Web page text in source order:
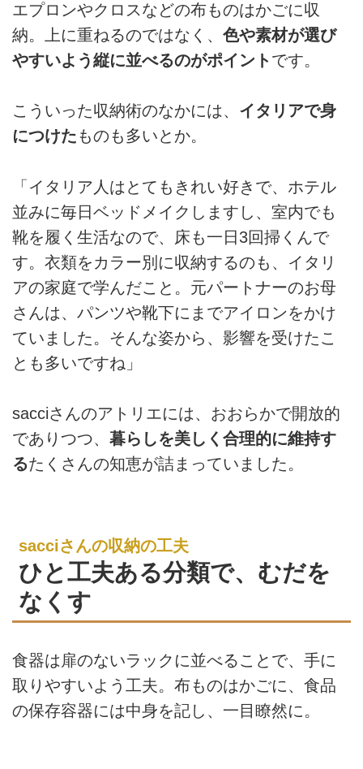
エプロンやクロスなどの布ものはかごに収
納。上に重ねるのではなく、 色や素材が選び
やすいよう縦に並べるのがポイント です。
こういった収納術のなかには、 イタリアで身
につけたものも多いとか。
「イタリア人はとてもきれい好きで、ホテル
並みに毎日ベッドメイクしますし、室内でも
靴を履く生活なので、床も一日3回掃くんで
す。衣類をカラー別に収納するのも、イタリ
アの家庭で学んだこと。元パートナーのお母
さんは、パンツや靴下にまでアイロンをかけ
ていました。そんな姿から、影響を受けたこ
とも多いですね」
sacciさんのアトリエには、おおらかで開放的
でありつつ、 暮らしを美しく合理的に維持す
るたくさんの知恵が詰まっていました。
sacciさんの収納の工夫
ひと工夫ある分類で、むだを
なくす
食器は扉のないラックに並べることで、手に
取りやすいよう工夫。布ものはかごに、食品
の保存容器には中身を記し、一目瞭然に。